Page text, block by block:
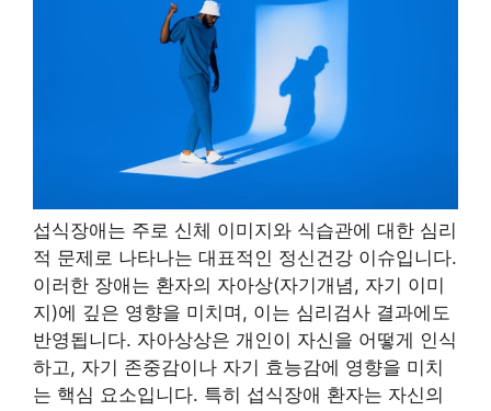
섭식장애는 주로 신체 이미지와 식습관에 대한 심리
적 문제로 나타나는 대표적인 정신건강 이슈입니다.
이러한 장애는 환자의 자아상(자기개념, 자기 이미
지)에 깊은 영향을 미치며, 이는 심리검사 결과에도
반영됩니다. 자아상상은 개인이 자신을 어떻게 인식
하고, 자기 존중감이나 자기 효능감에 영향을 미치
는 핵심 요소입니다. 특히 섭식장애 환자는 자신의